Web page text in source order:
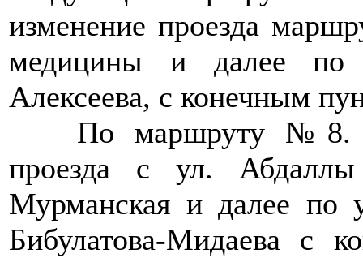
изменение проезда
медицины и далее по
Алексеева, с конечным
По маршруту №8.
проезда с ул.
Мурманская и далее по
Бибулатова-Мидаева с